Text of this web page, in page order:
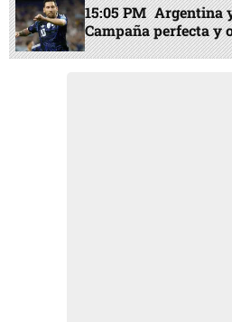
15:05 PM Argentina
Campaña perfecta y